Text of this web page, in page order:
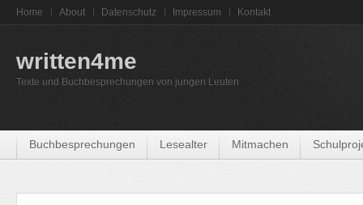
Home About Datenschutz Impressum Kontakt
written4me
Texte und Buchbesprechungen von jungen Leuten
Buchbesprechungen Lesealter Mitmachen